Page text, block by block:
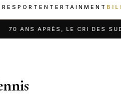
SPORT ENTERTAINMENT
ANS APRÈS, LE CRI DES SUD-